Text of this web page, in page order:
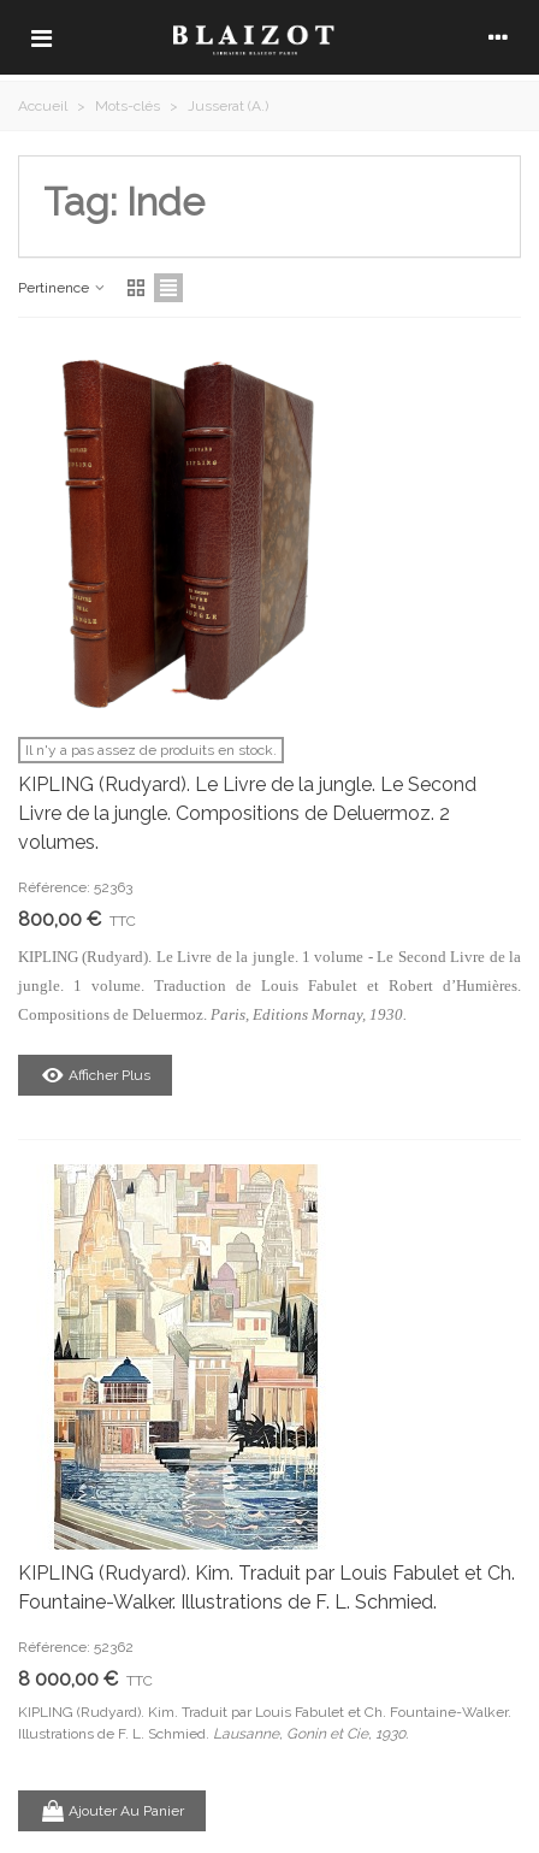
Accueil > Mots-clés > Jusserat (A.)
Tag: Inde
Pertinence
Il n'y a pas assez de produits en stock.
KIPLING (Rudyard). Le Livre de la jungle. Le Second
Livre de la jungle. Compositions de Deluermoz. 2
volumes.
Référence: 52363
800,00 € TTC
KIPLING (Rudyard). Le Livre de la jungle. 1 volume - Le Second Livre de la
jungle. 1 volume. Traduction de Louis Fabulet et Robert d’Humières.
Compositions de Deluermoz. Paris, Editions Mornay, 1930.
Afficher Plus
KIPLING (Rudyard). Kim. Traduit par Louis Fabulet et Ch.
Fountaine-Walker. Illustrations de F. L. Schmied.
Référence: 52362
8 000,00 € TTC
KIPLING (Rudyard). Kim. Traduit par Louis Fabulet et Ch. Fountaine-Walker.
Illustrations de F. L. Schmied. Lausanne, Gonin et Cie, 1930.
Ajouter Au Panier